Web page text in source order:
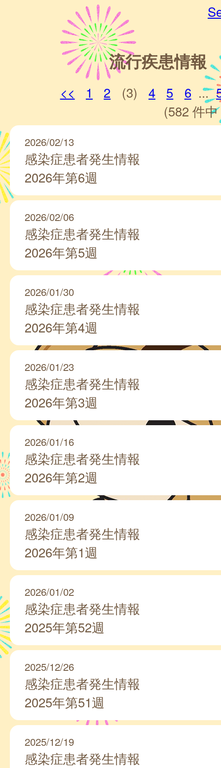
流行疾患情報
<< 1 2 (3) 4 5 6 ...
(582 件
2026/02/13
感染症患者発生情報
2026年第6週
2026/02/06
感染症患者発生情報
2026年第5週
2026/01/30
感染症患者発生情報
2026年第4週
2026/01/23
感染症患者発生情報
2026年第3週
2026/01/16
感染症患者発生情報
2026年第2週
2026/01/09
感染症患者発生情報
2026年第1週
2026/01/02
感染症患者発生情報
2025年第52週
2025/12/26
感染症患者発生情報
2025年第51週
2025/12/19
感染症患者発生情報